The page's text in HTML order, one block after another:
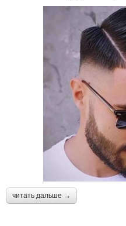
читать дальше →